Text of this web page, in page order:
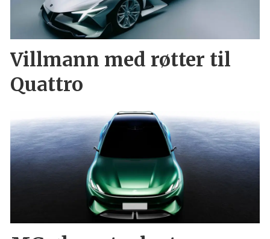
Villmann med røtter til
Quattro